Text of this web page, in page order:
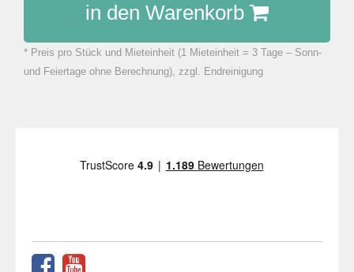
in den Warenkorb
zu Warenkorb hinzugefügt.
* Preis pro Stück und Mieteinheit (1 Mieteinheit = 3 Tage – Sonn-
und Feiertage ohne Berechnung), zzgl. Endreinigung